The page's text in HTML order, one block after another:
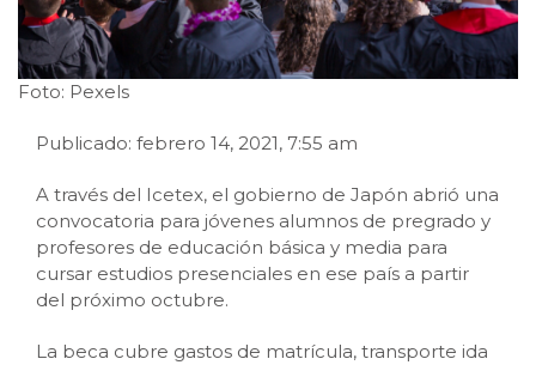
Foto: Pexels
Publicado: febrero 14, 2021, 7:55 am
A través del Icetex, el gobierno de Japón abrió una
convocatoria para jóvenes alumnos de pregrado y
profesores de educación básica y media para
cursar estudios presenciales en ese país a partir
del próximo octubre.
La beca cubre gastos de matrícula, transporte ida